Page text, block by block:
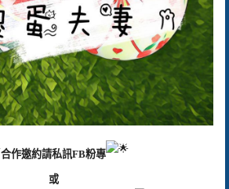
合作邀約請私訊FB粉專
或